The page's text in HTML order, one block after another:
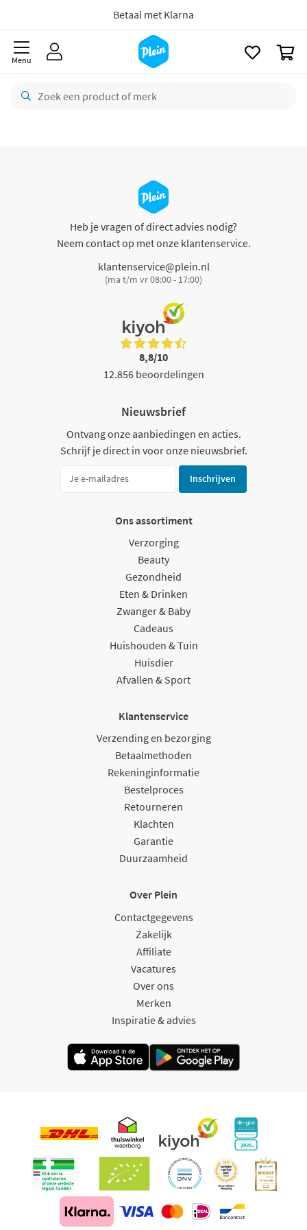
Betaal met Klarna
Menu
Heb je vragen of direct advies nodig?
Neem contact op met onze klantenservice.
klantenservice@plein.nl
(ma t/m vr 08:00 - 17:00)
8,8/10
12.856 beoordelingen
Nieuwsbrief
Ontvang onze aanbiedingen en acties.
Schrijf je direct in voor onze nieuwsbrief.
Inschrijven
Ons assortiment
Verzorging
Beauty
Gezondheid
Eten & Drinken
Zwanger & Baby
Cadeaus
Huishouden & Tuin
Huisdier
Afvallen & Sport
Klantenservice
Verzending en bezorging
Betaalmethoden
Rekeninginformatie
Bestelproces
Retourneren
Klachten
Garantie
Duurzaamheid
Over Plein
Contactgegevens
Zakelijk
Affiliate
Vacatures
Over ons
Merken
Inspiratie & advies